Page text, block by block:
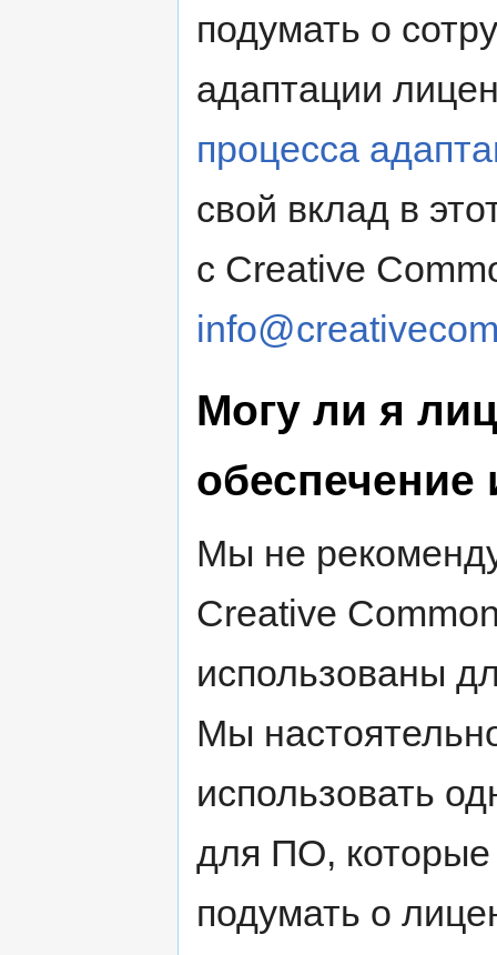
подумать о
адаптации
процесса
свой вклад в
с Creative
Могу ли я
обеспечение
Мы не
Creative
использованы
Мы
использовать
для ПО,
подумать о